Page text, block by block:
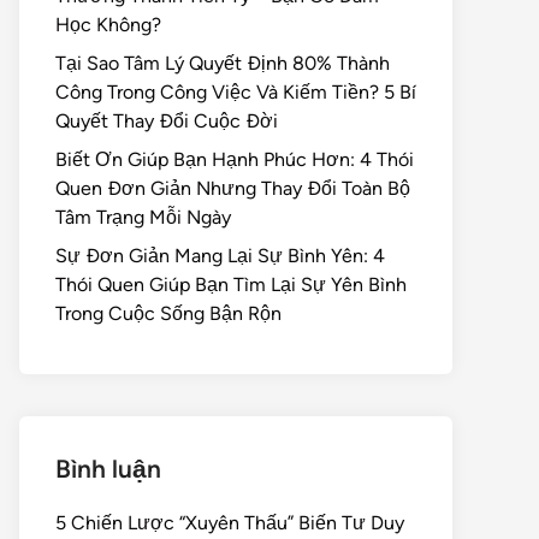
Học Không?
Tại Sao Tâm Lý Quyết Định 80% Thành
Công Trong Công Việc Và Kiếm Tiền? 5 Bí
Quyết Thay Đổi Cuộc Đời
Biết Ơn Giúp Bạn Hạnh Phúc Hơn: 4 Thói
Quen Đơn Giản Nhưng Thay Đổi Toàn Bộ
Tâm Trạng Mỗi Ngày
Sự Đơn Giản Mang Lại Sự Bình Yên: 4
Thói Quen Giúp Bạn Tìm Lại Sự Yên Bình
Trong Cuộc Sống Bận Rộn
Bình luận
5 Chiến Lược “Xuyên Thấu” Biến Tư Duy